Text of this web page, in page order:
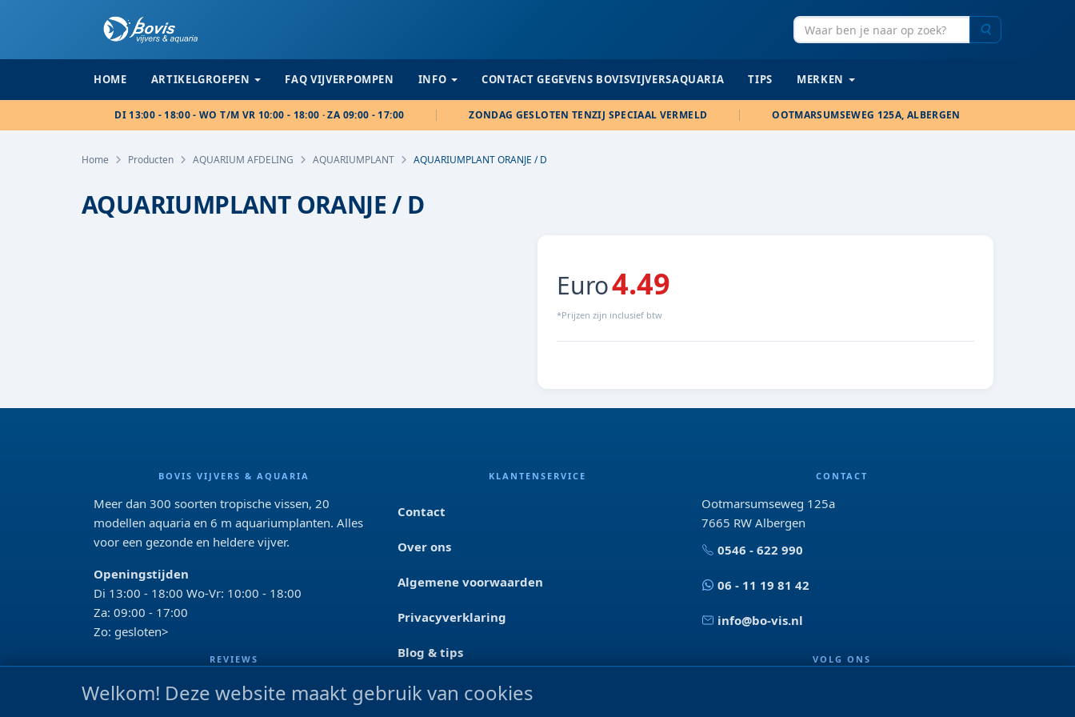
HOME ARTIKELGROEPEN FAQ VIJVERPOMPEN INFO CONTACT GEGEVENS BOVISVIJVERSAQUARIA TIPS MERKEN
DI 13:00 - 18:00 - WO T/M VR 10:00 - 18:00 · ZA 09:00 - 17:00 ZONDAG GESLOTEN TENZIJ SPECIAAL VERMELD OOTMARSUMSEWEG 125A, ALBERGEN
Home Producten AQUARIUM AFDELING AQUARIUMPLANT AQUARIUMPLANT ORANJE / D
AQUARIUMPLANT ORANJE / D
Euro4.49
*Prijzen zijn inclusief btw
BOVIS VIJVERS & AQUARIA
Meer dan 300 soorten tropische vissen, 20
modellen aquaria en 6 m aquariumplanten. Alles
voor een gezonde en heldere vijver.
Openingstijden
Di 13:00 - 18:00 Wo-Vr: 10:00 - 18:00
Za: 09:00 - 17:00
Zo: gesloten>
REVIEWS
Google beoordeling
KLANTENSERVICE
Contact
Over ons
Algemene voorwaarden
Privacyverklaring
Blog & tips
Merken
CONTACT
Ootmarsumseweg 125a
7665 RW Albergen
0546 - 622 990
06 - 11 19 81 42
info@bo-vis.nl
VOLG ONS
Welkom! Deze website maakt gebruik van cookies